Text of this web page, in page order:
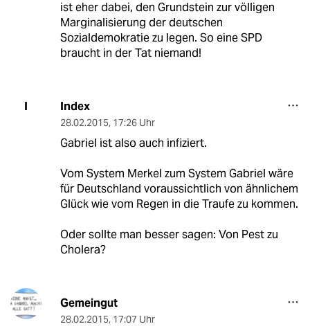
ist eher dabei, den Grundstein zur völligen
Marginalisierung der deutschen
Sozialdemokratie zu legen. So eine SPD
braucht in der Tat niemand!
I Index
28.02.2015, 17:26 Uhr
Gabriel ist also auch infiziert.
Vom System Merkel zum System Gabriel wäre
für Deutschland voraussichtlich von ähnlichem
Glück wie vom Regen in die Traufe zu kommen.
Oder sollte man besser sagen: Von Pest zu
Cholera?
Gemeingut
28.02.2015, 17:07 Uhr